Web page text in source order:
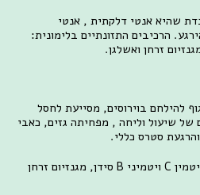
שהיא אנטי דלקתית , אנטי
הרכיבים התזונתיים בלימונית:
להילחם בוירוסים, מסייעת לחסל
של שיעול וליחה , מפחיתה גזים, כאבי
סטרס כללי.
הרכיבים התזונתיים בלואיזה: ויטמין C ויטמיני B סידן, מגנזיום זרחן